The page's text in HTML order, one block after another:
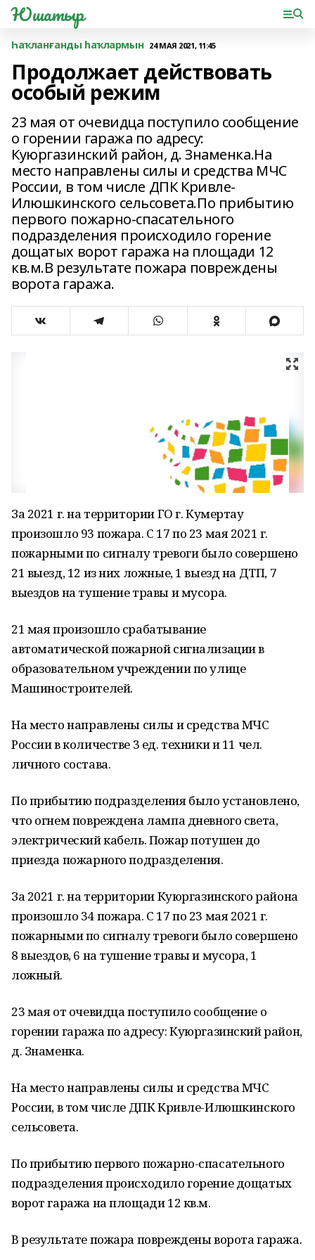
Юшатыр
Һаҡланғанды һаҡлармын 24 МАЯ 2021, 11:45
Продолжает действовать
особый режим
23 мая от очевидца поступило сообщение
о горении гаража по адресу:
Куюргазинский район, д. Знаменка.На
место направлены силы и средства МЧС
России, в том числе ДПК Кривле-
Илюшкинского сельсовета.По прибытию
первого пожарно-спасательного
подразделения происходило горение
дощатых ворот гаража на площади 12
кв.м.В результате пожара повреждены
ворота гаража.
За 2021 г. на территории ГО г. Кумертау
произошло 93 пожара. С 17 по 23 мая 2021 г.
пожарными по сигналу тревоги было совершено
21 выезд, 12 из них ложные, 1 выезд на ДТП, 7
выездов на тушение травы и мусора.
21 мая произошло срабатывание
автоматической пожарной сигнализации в
образовательном учреждении по улице
Машиностроителей.
На место направлены силы и средства МЧС
России в количестве 3 ед. техники и 11 чел.
личного состава.
По прибытию подразделения было установлено,
что огнем повреждена лампа дневного света,
электрический кабель. Пожар потушен до
приезда пожарного подразделения.
За 2021 г. на территории Куюргазинского района
произошло 34 пожара. С 17 по 23 мая 2021 г.
пожарными по сигналу тревоги было совершено
8 выездов, 6 на тушение травы и мусора, 1
ложный.
23 мая от очевидца поступило сообщение о
горении гаража по адресу: Куюргазинский район,
д. Знаменка.
На место направлены силы и средства МЧС
России, в том числе ДПК Кривле-Илюшкинского
сельсовета.
По прибытию первого пожарно-спасательного
подразделения происходило горение дощатых
ворот гаража на площади 12 кв.м.
В результате пожара повреждены ворота гаража.